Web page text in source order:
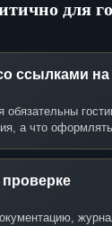
для
ссылками
обязательны
а что
проверке